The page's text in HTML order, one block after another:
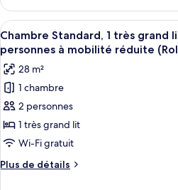
1
très
grand
lit
le
type
de
chambre
Chambre
Simple
Premium,
très
grand
Afficher
toutes
les
photos
pour
ce
type
de
chambre :
Chambre
5
Chambre Standard, 1 très grand
personnes à mobilité réduite
28 m²
1 chambre
2 personnes
1 très grand lit
Wi-Fi gratuit
Plus de détails
Plus